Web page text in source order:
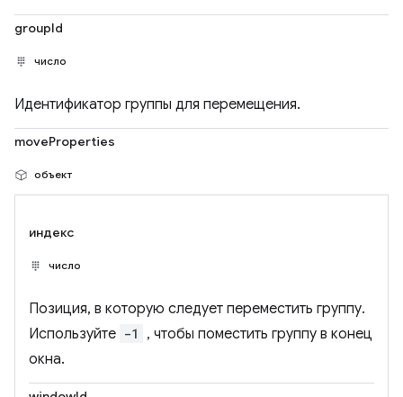
groupId
число
Идентификатор группы для перемещения.
moveProperties
объект
индекс
число
Позиция, в которую следует переместить группу.
Используйте -1
, чтобы поместить группу в конец
окна.